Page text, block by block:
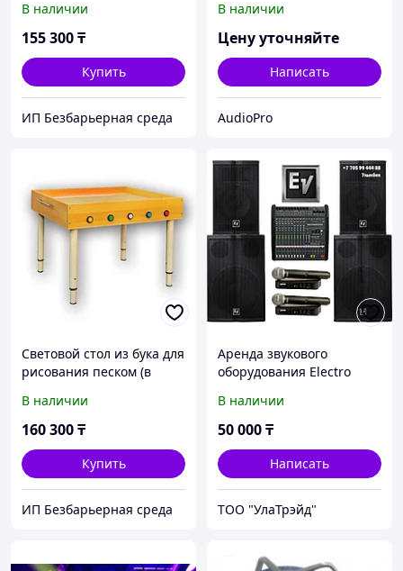
12,5 кг)
В наличии
155 300₸
Купить
ИП Безбарьерная среда
В наличии
Цену уточняйте
Написать
AudioPro
Световой стол из бука для
рисования песком (в
12,5 кг)
В наличии
160 300₸
Купить
ИП Безбарьерная среда
Аренда звукового
оборудования Electro
В наличии
50 000₸
Написать
ТОО "УлаТрэйд"